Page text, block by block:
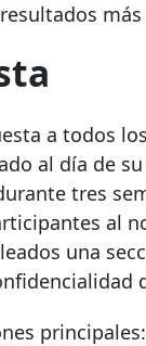
a todos
al día de
tres
al
una